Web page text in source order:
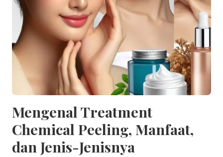
Mengenal Treatment
Chemical Peeling, Manfaat,
dan Jenis-Jenisnya